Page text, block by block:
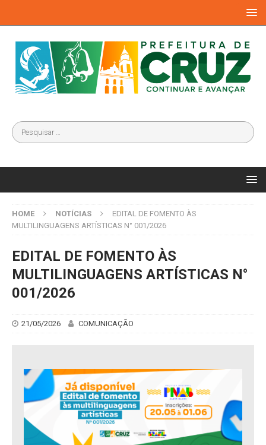
HOME NOTÍCIAS
EDITAL DE FOMENTO ÀS
MULTILINGUAGENS ARTÍSTICAS N° 001/2026
EDITAL DE FOMENTO ÀS
MULTILINGUAGENS ARTÍSTICAS N°
001/2026
21/05/2026 COMUNICAÇÃO